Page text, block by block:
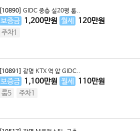
[10890] GIDC 중층 실20평 룸..
보증금 1,200만원 월세 120만원
주차1
[10891] 광명 KTX 역 앞 GIDC..
보증금 1,100만원 월세 110만원
룸5 주차1